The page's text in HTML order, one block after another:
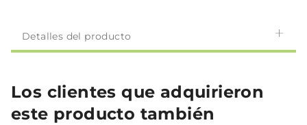
Detalles del producto
Los clientes que adquirieron
este producto también